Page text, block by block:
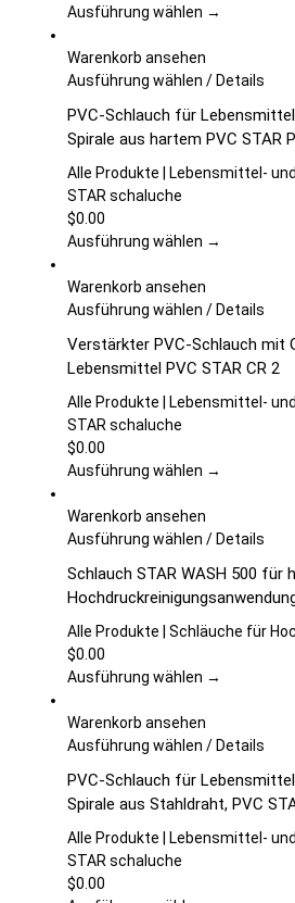
werden
auf.
können
der
gewählt
Ausführung wählen →
Warenkorb ansehen
Ausführung wählen Dieses
weist
mehrere
Varianten
Optionen
der
gewählt
werden
/ Details
PVC-Schlauch für
Spirale aus hartem PVC STAR
Alle Produkte | Lebensmittel-
STAR schaluche
$0.00
Ausführung wählen →
Warenkorb ansehen
Ausführung wählen Dieses
weist
mehrere
Varianten
Optionen
der
gewählt
werden
/ Details
Verstärkter PVC-Schlauch mit
Lebensmittel PVC STAR CR 2
Alle Produkte | Lebensmittel-
STAR schaluche
$0.00
Ausführung wählen →
Warenkorb ansehen
Ausführung wählen Dieses
weist
mehrere
Varianten
Die
auf
gewählt
werden
/ Details
Schlauch STAR WASH 500 für
Alle Produkte | Schläuche für
$0.00
Ausführung wählen →
Warenkorb ansehen
Ausführung wählen Dieses
weist
mehrere
Varianten
/ Details
PVC-Schlauch für
Spirale aus Stahldraht, PVC
Alle Produkte | Lebensmittel-
STAR schaluche
$0.00